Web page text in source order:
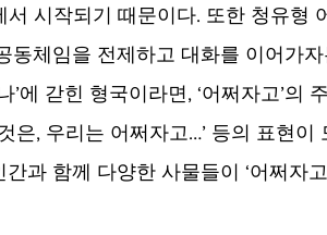
시작되기 때문이다. 또한 청유형
동체임을 전제하고 대화를 이어가
’에 갇힌 형국이라면, ‘어쩌자고’의
은, 우리는 어쩌자고…’ 등의 표현이
과 함께 다양한 사물들이 ‘어쩌자